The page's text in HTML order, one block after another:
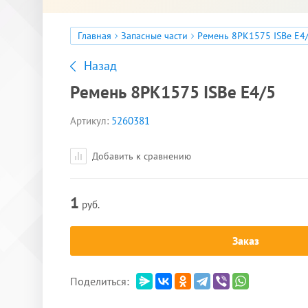
Главная Запасные части Ремень 8РК1575 ISBe
Назад
Ремень 8РК1575 ISBe Е4/5
Артикул: 5260381
Добавить к сравнению
1 руб.
Заказ
Поделиться: